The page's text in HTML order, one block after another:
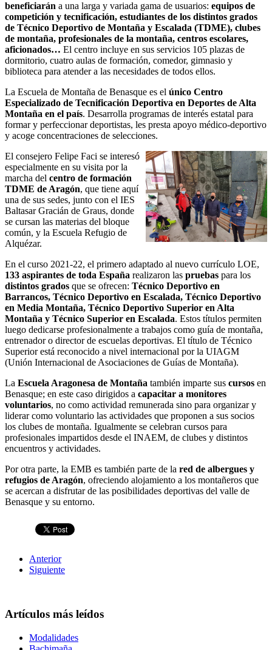
beneficiarán a una larga y variada gama de usuarios: equipos de
competición y tecnificación, estudiantes de los distintos grados
de Técnico Deportivo de Montaña y Escalada (TDME), clubes
de montaña, profesionales de la montaña, centros escolares,
aficionados… El centro incluye en sus servicios 105 plazas de
dormitorio, cuatro aulas de formación, comedor, gimnasio y
biblioteca para atender a las necesidades de todos ellos.
La Escuela de Montaña de Benasque es el único Centro
Especializado de Tecnificación Deportiva en Deportes de Alta
Montaña en el país. Desarrolla programas de interés estatal para
formar y perfeccionar deportistas, les presta apoyo médico-deportivo
y acoge concentraciones de selecciones.
El consejero Felipe Faci se interesó
especialmente en su visita por la
marcha del centro de formación
TDME de Aragón, que tiene aquí
una de sus sedes, junto con el IES
Baltasar Gracián de Graus, donde
se cursan las materias del bloque
común, y la Escuela Refugio de
Alquézar.
En el curso 2021-22, el primero adaptado al nuevo currículo LOE,
133 aspirantes de toda España realizaron las pruebas para los
distintos grados que se ofrecen: Técnico Deportivo en
Barrancos, Técnico Deportivo en Escalada, Técnico Deportivo
en Media Montaña, Técnico Deportivo Superior en Alta
Montaña y Técnico Superior en Escalada. Estos títulos permiten
luego dedicarse profesionalmente a trabajos como guía de montaña,
entrenador o director de escuelas deportivas. El título de Técnico
Superior está reconocido a nivel internacional por la UIAGM
(Unión Internacional de Asociaciones de Guías de Montaña).
La Escuela Aragonesa de Montaña también imparte sus cursos en
Benasque; en este caso dirigidos a capacitar a monitores
voluntarios, no como actividad remunerada sino para organizar y
liderar como voluntario las actividades que proponen a sus socios
los clubes de montaña. Igualmente se celebran cursos para
profesionales impartidos desde el INAEM, de clubes y distintos
encuentros y actividades.
Por otra parte, la EMB es también parte de la red de albergues y
refugios de Aragón, ofreciendo alojamiento a los montañeros que
se acercan a disfrutar de las posibilidades deportivas del valle de
Benasque y su entorno.
Anterior
Siguiente
Artículos más leídos
Modalidades